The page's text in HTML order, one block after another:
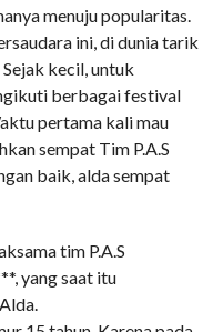
menuju popularitas.
ini, di dunia tarik
kecil, untuk
berbagai festival
pertama kali mau
sempat Tim P.A.S
baik, alda sempat
tim P.A.S
yang saat itu